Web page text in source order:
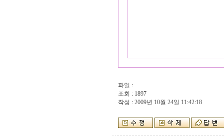
파일 :
조회 : 1897
작성 : 2009년 10월 24일 11:42:18